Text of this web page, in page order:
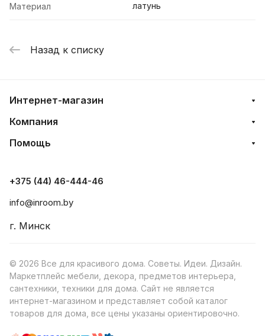
Материал латунь
Назад к списку
Интернет-магазин
Компания
Помощь
+375 (44) 46-444-46
info@inroom.by
г. Минск
© 2026 Все для красивого дома. Советы. Идеи. Дизайн.
Маркетплейс мебели, декора, предметов интерьера,
сантехники, техники для дома. Сайт не является
интернет-магазином и представляет собой каталог
товаров для дома, все цены указаны ориентировочно.